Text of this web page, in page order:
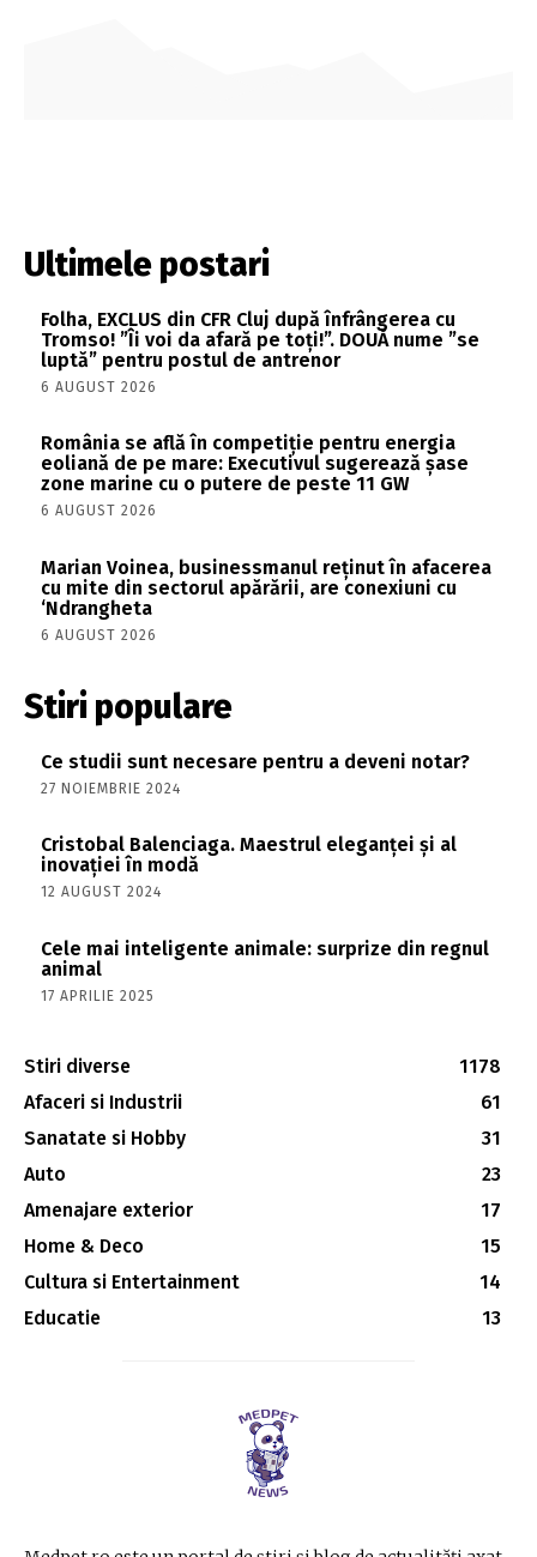
Ultimele postari
Folha, EXCLUS din CFR Cluj după înfrângerea cu
Tromso! ”Îi voi da afară pe toți!”. DOUĂ nume ”se
luptă” pentru postul de antrenor
6 AUGUST 2026
România se află în competiție pentru energia
eoliană de pe mare: Executivul sugerează șase
zone marine cu o putere de peste 11 GW
6 AUGUST 2026
Marian Voinea, businessmanul reținut în afacerea
cu mite din sectorul apărării, are conexiuni cu
‘Ndrangheta
6 AUGUST 2026
Stiri populare
Ce studii sunt necesare pentru a deveni notar?
27 NOIEMBRIE 2024
Cristobal Balenciaga. Maestrul eleganței și al
inovației în modă
12 AUGUST 2024
Cele mai inteligente animale: surprize din regnul
animal
17 APRILIE 2025
Stiri diverse
1178
Afaceri si Industrii
61
Sanatate si Hobby
31
Auto
23
Amenajare exterior
17
Home & Deco
15
Cultura si Entertainment
14
Educatie
13